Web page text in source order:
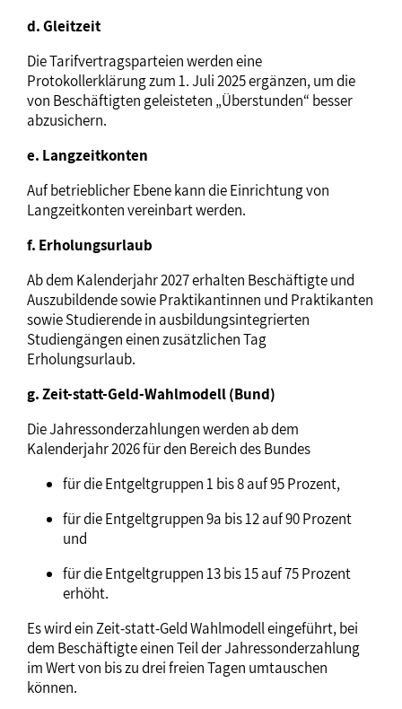
d. Gleitzeit
Die Tarifvertragsparteien werden eine
Protokollerklärung zum 1. Juli 2025 ergänzen, um die
von Beschäftigten geleisteten „Überstunden“ besser
abzusichern.
e. Langzeitkonten
Auf betrieblicher Ebene kann die Einrichtung von
Langzeitkonten vereinbart werden.
f. Erholungsurlaub
Ab dem Kalenderjahr 2027 erhalten Beschäftigte und
Auszubildende sowie Praktikantinnen und Praktikanten
sowie Studierende in ausbildungsintegrierten
Studiengängen einen zusätzlichen Tag
Erholungsurlaub.
g. Zeit-statt-Geld-Wahlmodell (Bund)
Die Jahressonderzahlungen werden ab dem
Kalenderjahr 2026 für den Bereich des Bundes
für die Entgeltgruppen 1 bis 8 auf 95 Prozent,
für die Entgeltgruppen 9a bis 12 auf 90 Prozent
und
für die Entgeltgruppen 13 bis 15 auf 75 Prozent
erhöht.
Es wird ein Zeit-statt-Geld Wahlmodell eingeführt, bei
dem Beschäftigte einen Teil der Jahressonderzahlung
im Wert von bis zu drei freien Tagen umtauschen
können.